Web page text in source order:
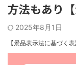
方法もあり
2025年8月1日
【景品表示法に基づく表